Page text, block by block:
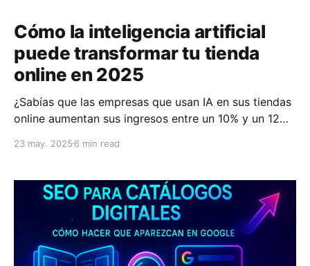
Cómo la inteligencia artificial
puede transformar tu tienda
online en 2025
¿Sabías que las empresas que usan IA en sus tiendas
online aumentan sus ingresos entre un 10% y un 12%?
comercio electrónico en Latinoamérica, ofreciendo
Puntos clave: * Personalización: El 76% de los
consumidores prefiere comprar en tiendas
23 may. 2025 6 min read